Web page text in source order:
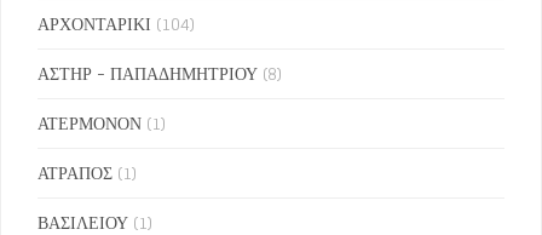
ΑΡΧΟΝΤΑΡΙΚΙ (104)
ΑΣΤΗΡ - ΠΑΠΑΔΗΜΗΤΡΙΟΥ (8)
ΑΤΕΡΜΟΝΟΝ (1)
ΑΤΡΑΠΟΣ (1)
ΒΑΣΙΛΕΙΟΥ (1)